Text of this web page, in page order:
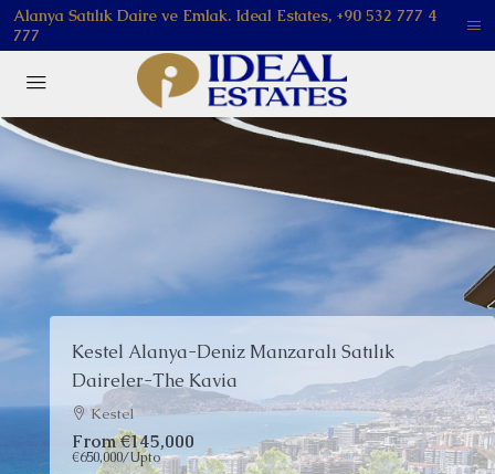
Alanya Satılık Daire ve Emlak. Ideal Estates, +90 532 777 4
777
Kestel Alanya-Deniz Manzaralı Satılık
Daireler-The Kavia
Kestel
From€145,000
€650,000/Upto